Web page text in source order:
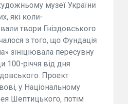
музеї України
які коли-
твори Гніздовського
з того, що Фундація
зініціювала пересувну
100-річчя від дня
Проект
у Національному
Шептицького, потім